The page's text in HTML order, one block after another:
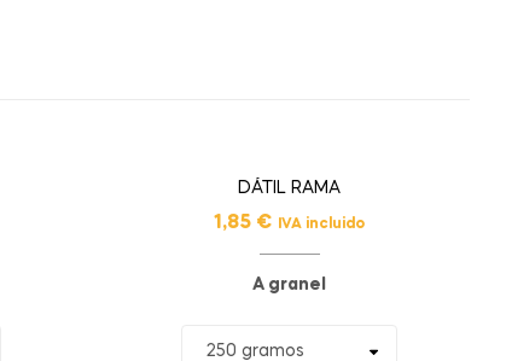
DÁTIL RAMA
1,85 € IVA incluido
A granel